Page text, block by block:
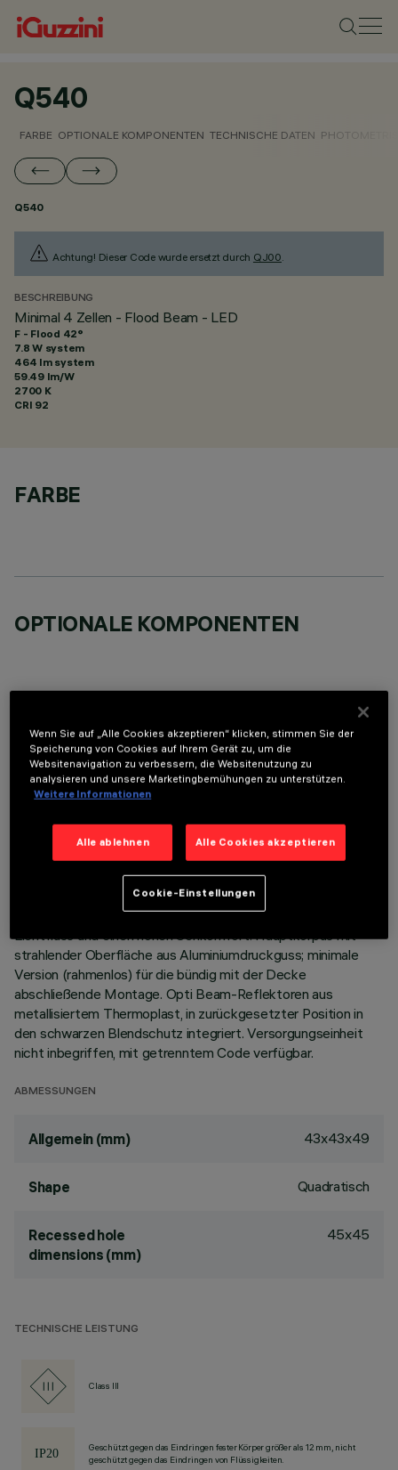
Q540
FARBE OPTIONALE KOMPONENTEN TECHNISCHE DATEN
Q540
Achtung! Dieser Code wurde ersetzt durch QJ00.
BESCHREIBUNG
Minimal 4 Zellen - Flood Beam - LED
F - Flood 42°
7.8 W system
464 lm system
59.49 lm/W
2700 K
CRI 92
FARBE
OPTIONALE KOMPONENTEN
TECHNISCHE DATEN
LETZTES UPDATE: 01.08.2026
BESCHREIBUNG
Miniaturisierte, viereckige Einbauleuchte mit 4 optischen
Elementen mit LED-Lampen - feste Optik. Trotz der sehr
kompakten Größe der Leuchte sorgt die patentierte
Technologie des optischen Systems für einen effizienten
Lichtfluss und einen hohen Sehkomfort. Hauptkorpus mit
strahlender Oberfläche aus Aluminiumdruckguss; minimale
Version (rahmenlos) für die bündig mit der Decke
abschließende Montage. Opti Beam-Reflektoren aus
metallisiertem Thermoplast, in zurückgesetzter Position in
den schwarzen Blendschutz integriert. Versorgungseinheit
nicht inbegriffen, mit getrenntem Code verfügbar.
ABMESSUNGEN
Allgemein (mm) 43x43x49
Shape Quadratisch
Recessed hole
dimensions (mm)
45x45
TECHNISCHE LEISTUNG
Class III
Geschützt gegen das Eindringen fester Körper größer als 12 mm, nicht
geschützt gegen das Eindringen von Flüssigkeiten.
Wenn Sie auf „Alle Cookies akzeptieren“ klicken, stimmen Sie der
Speicherung von Cookies auf Ihrem Gerät zu, um die
Websitenavigation zu verbessern, die Websitenutzung zu
analysieren und unsere Marketingbemühungen zu unterstützen.
Weitere Informationen
Alle ablehnen Alle Cookies akzeptieren
Cookie-Einstellungen